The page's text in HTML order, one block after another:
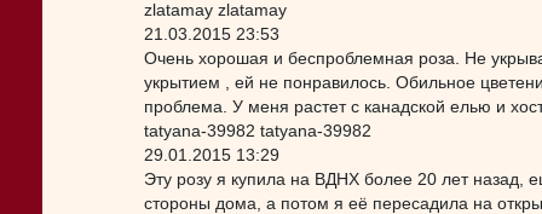
zlatamay zlatamay
21.03.2015 23:53
Очень хорошая и беспроблемная роза. Не
укрытием , ей не понравилось. Обильное
проблема. У меня растет с канадской елью и
tatyana-39982 tatyana-39982
29.01.2015 13:29
Эту розу я купила на ВДНХ более 20 лет назад,
стороны дома, а потом я её пересадила на